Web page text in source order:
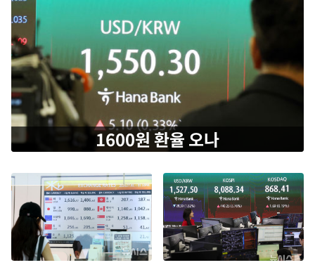
1600원 환율 오나